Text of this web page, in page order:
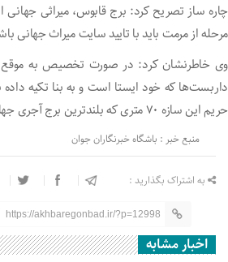
چاره ساز تصریح کرد: برج قابوس، میراثی
مرحله از مرمت باید با تایید سایت میراث جهانی
وی خاطرنشان کرد: در صورت تخصیص به موقع
حریم این سازه ۷۰ متری که بلندترین برج آجری جهان است برداشته شود.
منبع خبر : باشگاه خبرنگاران جوان
به اشتراک بگذارید :
https://akhbaregonbad.ir/?p=12998
اخبار مشابه